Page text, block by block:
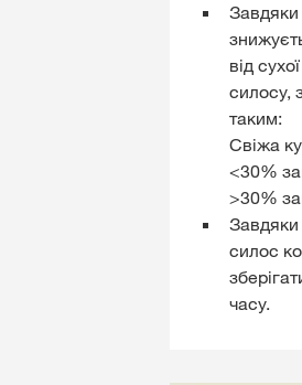
від
силосу,
таким:
Свіжа
<30%
>30%
силос
часу.